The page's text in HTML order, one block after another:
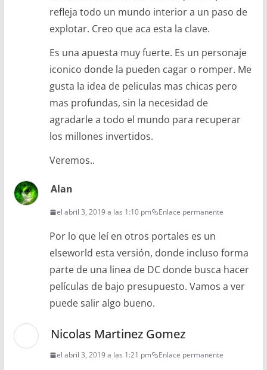
refleja todo un mundo interior a un paso de
explotar. Creo que aca esta la clave.
Es una apuesta muy fuerte. Es un personaje
iconico donde la pueden cagar o romper. Me
gusta la idea de peliculas mas chicas pero
mas profundas, sin la necesidad de
agradarle a todo el mundo para recuperar
los millones invertidos.
Veremos..
Alan
el abril 3, 2019 a las 1:10 pm Enlace permanente
Por lo que leí en otros portales es un
elseworld esta versión, donde incluso forma
parte de una linea de DC donde busca hacer
películas de bajo presupuesto. Vamos a ver
puede salir algo bueno.
Nicolas Martinez Gomez
el abril 3, 2019 a las 1:21 pm Enlace permanente